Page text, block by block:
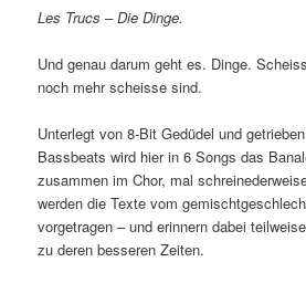
Les Trucs – Die Dinge.
Und genau darum geht es. Dinge.
noch mehr scheisse sind.
Unterlegt von 8-Bit Gedüdel und
Bassbeats wird hier in 6 Songs das
zusammen im Chor, mal
werden die Texte vom
vorgetragen – und erinnern dabei
zu deren besseren Zeiten.